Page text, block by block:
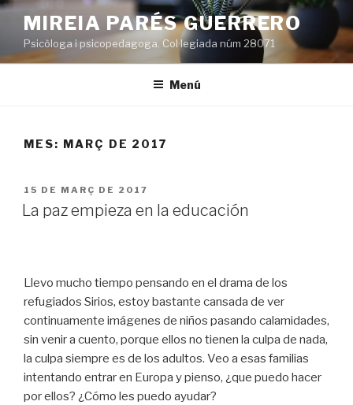
Vés
contingut
MIREIA PARÉS GUERRERO
Psicòloga i psicopedagoga. Col·legiada núm 28071
Menú
MES: MARÇ DE 2017
PUBLICAT
A
15 DE MARÇ DE 2017
La paz empieza en la educación
Llevo mucho tiempo pensando en el drama de los
refugiados Sirios, estoy bastante cansada de ver
continuamente imágenes de niños pasando calamidades,
sin venir a cuento, porque ellos no tienen la culpa de nada,
la culpa siempre es de los adultos. Veo a esas familias
intentando entrar en Europa y pienso, ¿que puedo hacer
por ellos? ¿Cómo les puedo ayudar?